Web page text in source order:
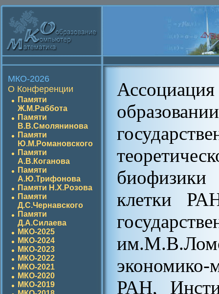
МКО-2026
О Конференции
Памяти
Ж.М.Раббота
Памяти
В.В.Смолянинова
Памяти
Ю.М.Романовского
Памяти
А.В.Коганова
Памяти
А.Ю.Трифонова
Памяти Н.Х.Розова
Памяти
Д.С.Чернавского
Памяти
Д.А.Силаева
МКО-2025
МКО-2024
МКО-2023
МКО-2022
МКО-2021
МКО-2020
МКО-2019
клетки
РАН,